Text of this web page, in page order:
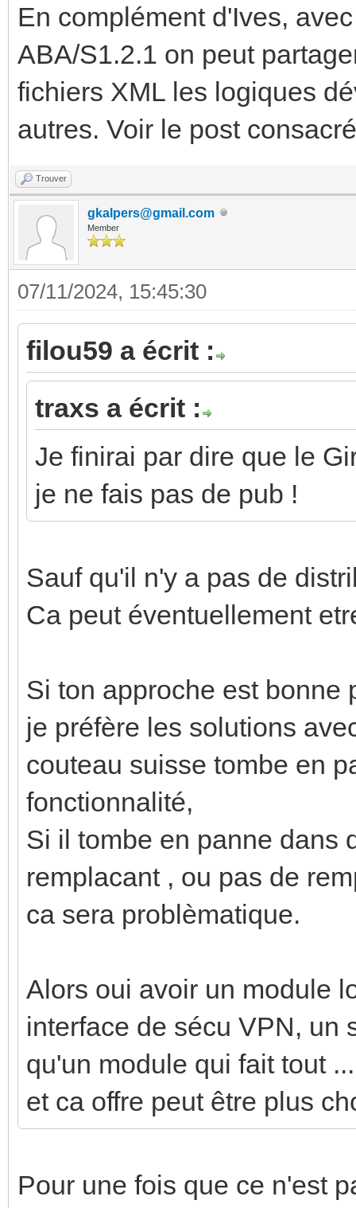
En complément d'Ives,
ABA/S1.2.1 on peut
fichiers XML les logiques
autres. Voir le post
Trouver
gkalpers@gmail.com
Member
07/11/2024, 15:45:30
filou59 a écrit :
traxs a écrit :
Je finirai par dire que le
je ne fais pas de pub !
Sauf qu'il n'y a pas de
Ca peut éventuellement
Si ton approche est bonne
je préfère les solutions
couteau suisse tombe en
fonctionnalité,
Si il tombe en panne dans
remplacant , ou pas de
ca sera problèmatique.
Alors oui avoir un module
interface de sécu VPN, un
qu'un module qui fait tout
et ca offre peut être plus
Pour une fois que ce n'est